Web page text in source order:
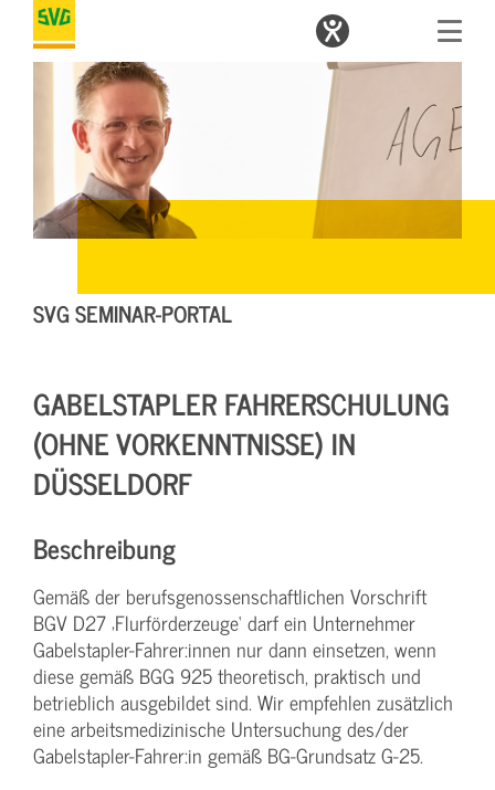
SVG SEMINAR-PORTAL
GABELSTAPLER FAHRERSCHULUNG
(OHNE VORKENNTNISSE) IN
DÜSSELDORF
Beschreibung
Gemäß der berufsgenossenschaftlichen Vorschrift
BGV D27 ‚Flurförderzeuge‘ darf ein Unternehmer
Gabelstapler-Fahrer:innen nur dann einsetzen, wenn
diese gemäß BGG 925 theoretisch, praktisch und
betrieblich ausgebildet sind. Wir empfehlen zusätzlich
eine arbeitsmedizinische Untersuchung des/der
Gabelstapler-Fahrer:in gemäß BG-Grundsatz G-25.